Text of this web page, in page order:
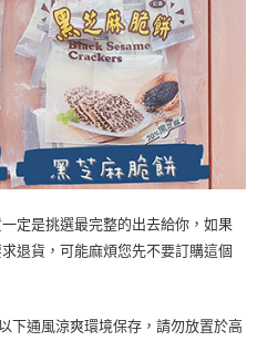
定是挑選最完整的出去給你，如果
退貨，可能麻煩您先不要訂購這個
下通風涼爽環境保存，請勿放置於高